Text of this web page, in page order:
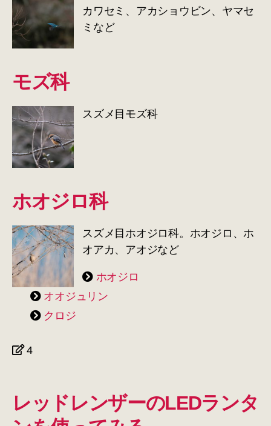
カワセミ、アカショウビン、ヤマセ
ミなど
モズ科
スズメ目モズ科
ホオジロ科
スズメ目ホオジロ科。ホオジロ、ホ
オアカ、アオジなど
ホオジロ
オオジュリン
クロジ
4
レッドレンザーのLEDランタ